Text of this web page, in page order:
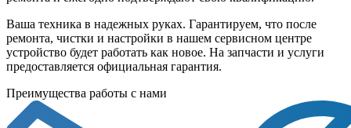
Ваша техника в надежных руках. Гарантируем, что после
ремонта, чистки и настройки в нашем сервисном центре
устройство будет работать как новое. На запчасти и услуги
предоставляется официальная гарантия.
Преимущества работы с нами